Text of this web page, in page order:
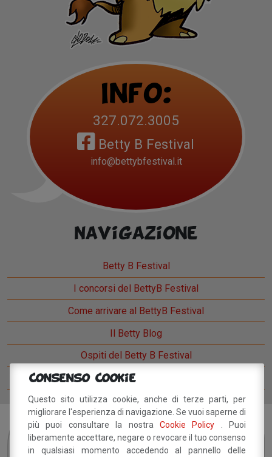
Info:
327.072.3005
Betty B Festival
info@bettybfestival.it
Navigazione
Betty B Festival
I concorsi del BettyB Festival
Come arrivare al BettyB Festival
Il Betty Blog
Ospiti del Betty B Festival
Comitato del festival
Sei interessato?Resta
Consenso Cookie
Questo sito utilizza cookie, anche di terze parti, per
migliorare l'esperienza di navigazione. Se vuoi saperne di
più puoi consultare la nostra Cookie Policy
. Puoi
liberamente accettare, negare o revocare il tuo consenso
in qualsiasi momento accedendo al pannello delle